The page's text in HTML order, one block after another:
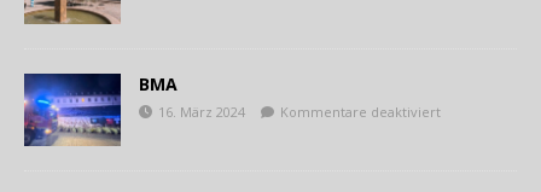
BMA
16. März 2024 Kommentare deaktiviert